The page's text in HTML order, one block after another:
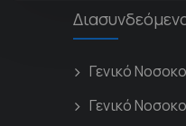
Γενικό
Γενικό